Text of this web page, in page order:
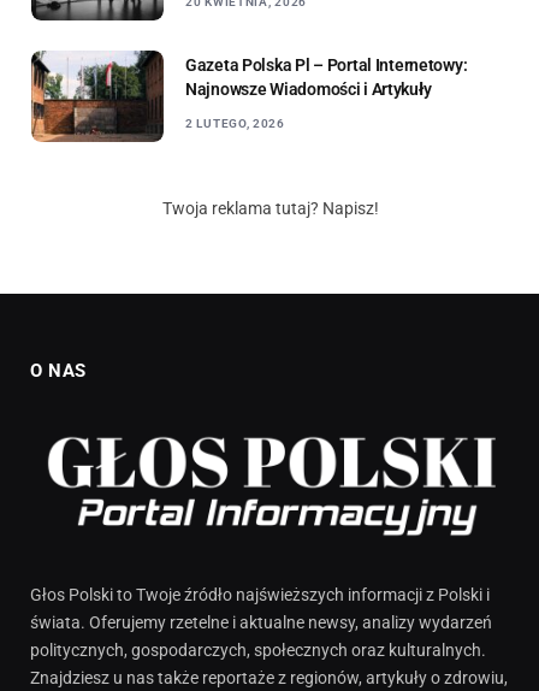
Gazeta Polska Pl – Portal Internetowy:
Najnowsze Wiadomości i Artykuły
2 LUTEGO, 2026
Twoja reklama tutaj? Napisz!
O NAS
Głos Polski to Twoje źródło najświeższych informacji z Polski i
świata. Oferujemy rzetelne i aktualne newsy, analizy wydarzeń
politycznych, gospodarczych, społecznych oraz kulturalnych.
Znajdziesz u nas także reportaże z regionów, artykuły o zdrowiu,